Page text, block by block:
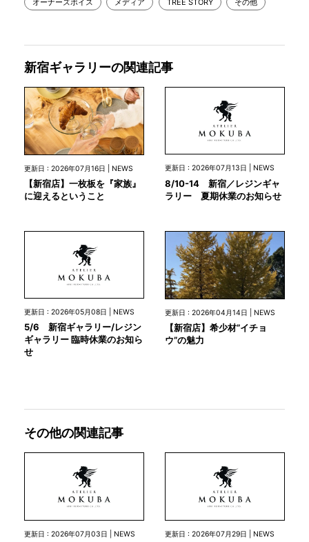
オーナーズボイス メディア TREE STORY その他
新宿ギャラリーの関連記事
更新日 : 2026年07月16日 | NEWS
【新宿店】一枚板を『家族』
に迎えるということ
更新日 : 2026年07月13日 | NEWS
8/10-14 新宿／レジンギャ
ラリー 夏期休業のお知らせ
更新日 : 2026年05月08日 | NEWS
5/6 新宿ギャラリー/レジン
ギャラリー 臨時休業のお知ら
せ
更新日 : 2026年04月14日 | NEWS
【新宿店】希少材”イチョ
ウ”の魅力
その他の関連記事
更新日 : 2026年07月03日 | NEWS 更新日 : 2026年07月29日 | NEWS